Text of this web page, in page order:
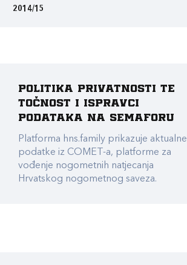
2014/15
Politika privatnosti te
točnost i ispravci
podataka na Semaforu
Platforma hns.family prikazuje aktualne
podatke iz COMET-a, platforme za
vođenje nogometnih natjecanja
Hrvatskog nogometnog saveza.